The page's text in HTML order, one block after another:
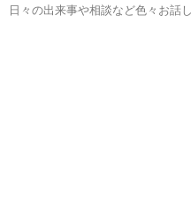
日々の出来事や相談など色々お話